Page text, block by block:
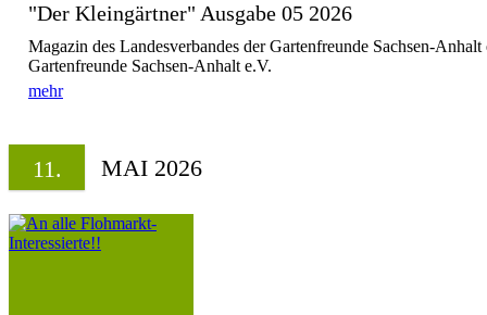
"Der Kleingärtner" Ausgabe 05 2026
Magazin des Landesverbandes der Gartenfreunde Sachsen-
Gartenfreunde Sachsen-Anhalt e.V.
mehr
11. MAI 2026